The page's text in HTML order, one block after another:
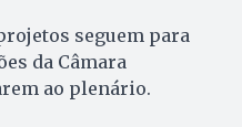
seguem para
da Câmara
ao plenário.